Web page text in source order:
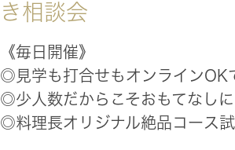
き相談会
《毎日開催》
◎見学も打合せもオンラインOK
◎少人数だからこそおもてなし
◎料理長オリジナル絶品コース